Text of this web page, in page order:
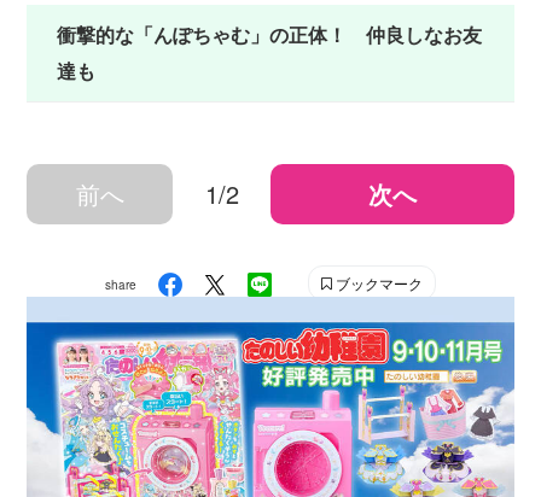
衝撃的な「んぽちゃむ」の正体！ 仲良しなお友
達も
前へ 1/2 次へ
share ブックマーク